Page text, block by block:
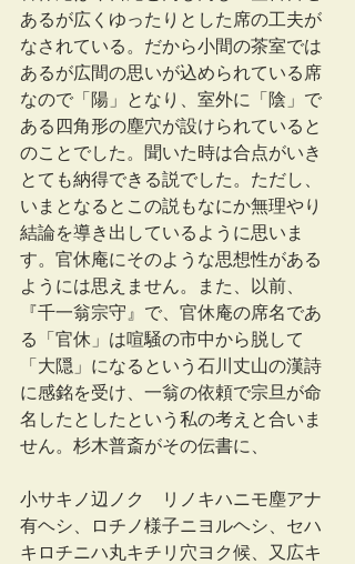
あるが広くゆったりとした席の工夫が
なされている。だから小間の茶室では
あるが広間の思いが込められている席
なので「陽」となり、室外に「陰」で
ある四角形の塵穴が設けられていると
のことでした。聞いた時は合点がいき
とても納得できる説でした。ただし、
いまとなるとこの説もなにか無理やり
結論を導き出しているように思いま
す。官休庵にそのような思想性がある
ようには思えません。また、以前、
『千一翁宗守』で、官休庵の席名であ
る「官休」は喧騒の市中から脱して
「大隠」になるという石川丈山の漢詩
に感銘を受け、一翁の依頼で宗旦が命
名したとしたという私の考えと合いま
せん。杉木普斎がその伝書に、
小サキノ辺ノクゝリノキハニモ塵アナ
有ヘシ、ロチノ様子ニヨルヘシ、セハ
キロチニハ丸キチリ穴ヨク候、又広キ